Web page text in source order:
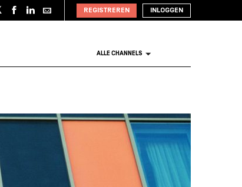
REGISTREREN INLOGGEN
ALLE CHANNELS